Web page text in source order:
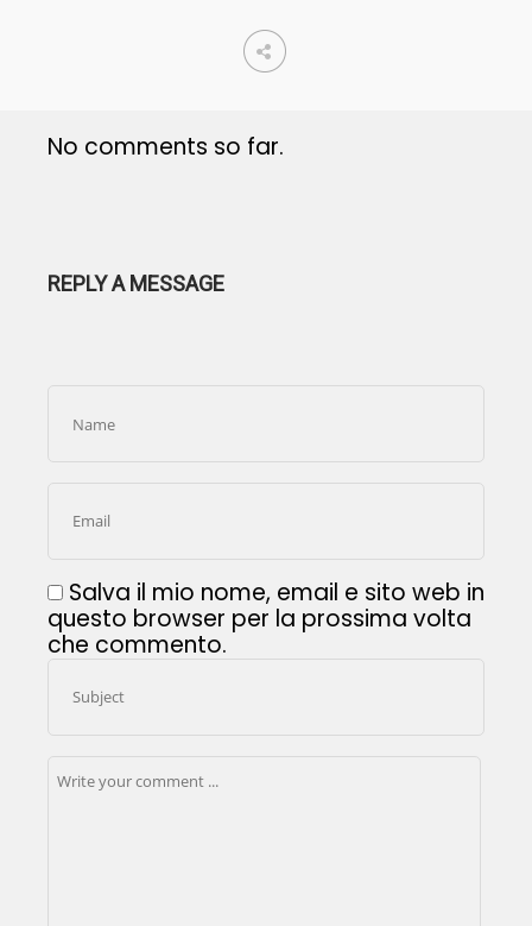
No comments so far.
REPLY A MESSAGE
Salva il mio nome, email e sito web in
questo browser per la prossima volta
che commento.